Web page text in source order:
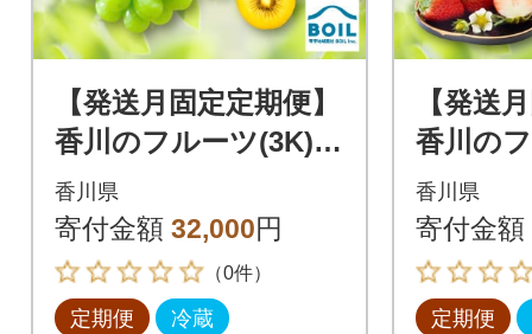
【発送月固定定期便】
香川のフルーツ(3K)全
3回
香川県
寄付金額 32,000円
（0件）
定期便 冷蔵
【発送
香川の
4回
香川県
寄付金額
定期便